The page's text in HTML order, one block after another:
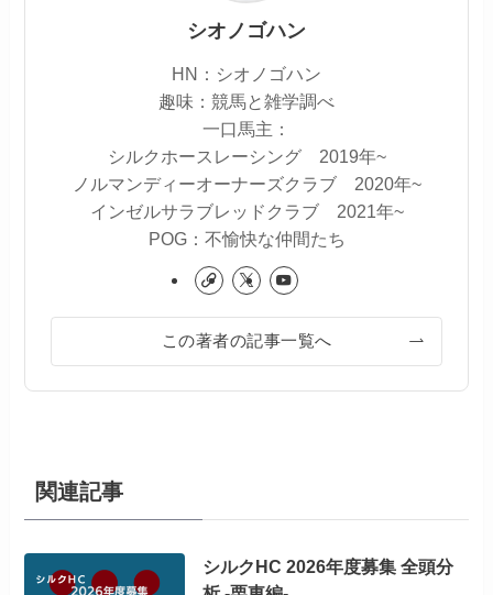
シオノゴハン
HN：シオノゴハン
趣味：競馬と雑学調べ
一口馬主：
シルクホースレーシング 2019年~
ノルマンディーオーナーズクラブ 2020年~
インゼルサラブレッドクラブ 2021年~
POG：不愉快な仲間たち
この著者の記事一覧へ
関連記事
シルクHC 2026年度募集 全頭分